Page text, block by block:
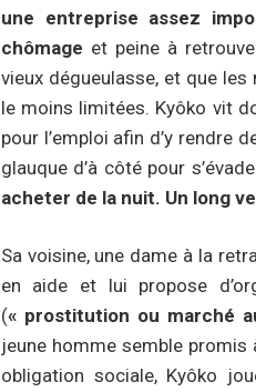
une entreprise assez
chômage et peine à
vieux dégueulasse, et que
le moins limitées. Kyôko vit
pour l’emploi afin d’y rendre
glauque d’à côté pour
acheter de la nuit. Un long
Sa voisine, une dame à la
en aide et lui propose
(« prostitution ou marché
jeune homme semble promis
obligation sociale, Kyôko